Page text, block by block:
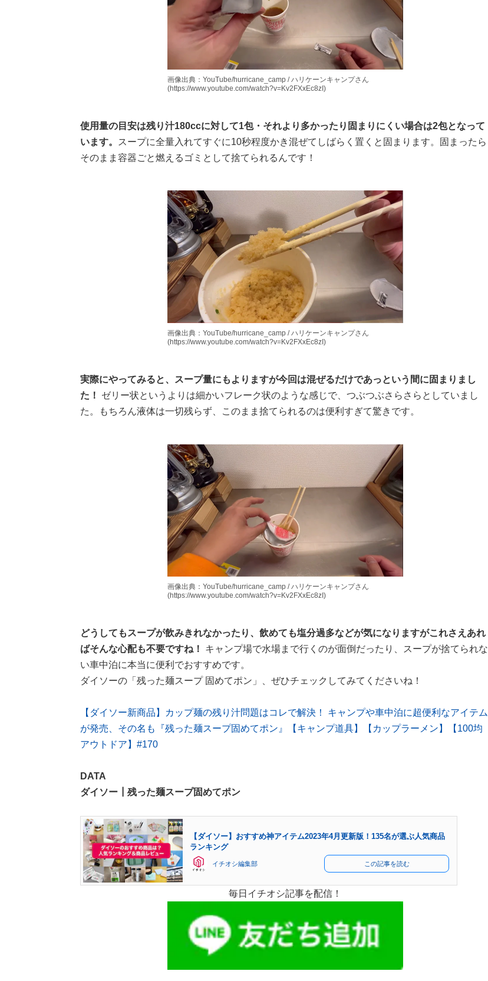
画像出典：YouTube/hurricane_camp / ハリケーンキャンプさん
(https://www.youtube.com/watch?v=Kv2FXxEc8zI)
使用量の目安は残り汁180ccに対して1包・それより多かったり固まりにくい場合は2包となって
います。 スープに全量入れてすぐに10秒程度かき混ぜてしばらく置くと固まります。固まったら
そのまま容器ごと燃えるゴミとして捨てられるんです！
画像出典：YouTube/hurricane_camp / ハリケーンキャンプさん
(https://www.youtube.com/watch?v=Kv2FXxEc8zI)
実際にやってみると、スープ量にもよりますが今回は混ぜるだけであっという間に固まりまし
た！ ゼリー状というよりは細かいフレーク状のような感じで、つぶつぶさらさらとしていまし
た。もちろん液体は一切残らず、このまま捨てられるのは便利すぎて驚きです。
画像出典：YouTube/hurricane_camp / ハリケーンキャンプさん
(https://www.youtube.com/watch?v=Kv2FXxEc8zI)
どうしてもスープが飲みきれなかったり、飲めても塩分過多などが気になりますがこれさえあれ
ばそんな心配も不要ですね！ キャンプ場で水場まで行くのが面倒だったり、スープが捨てられな
い車中泊に本当に便利でおすすめです。
ダイソーの「残った麺スープ 固めてポン」、ぜひチェックしてみてくださいね！
【ダイソー新商品】カップ麺の残り汁問題はコレで解決！ キャンプや車中泊に超便利なアイテム
が発売、その名も『残った麺スープ固めてポン』【キャンプ道具】【カップラーメン】【100均
アウトドア】#170
DATA
ダイソー┃残った麺スープ固めてポン
【ダイソー】おすすめ神アイテム2023年4月更新版！135名が選ぶ人気商品
ランキング
イチオシ編集部 この記事を読む
毎日イチオシ記事を配信！